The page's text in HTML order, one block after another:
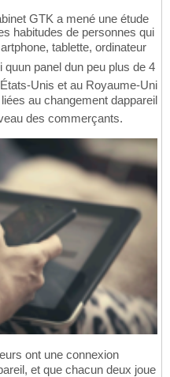
GTK a mené une étude
habitudes de personnes qui
tablette, ordinateur
panel dun peu plus de 4
Unis et au Royaume-Uni
au changement dappareil
des commerçants.
ont une connexion
et que chacun deux joue